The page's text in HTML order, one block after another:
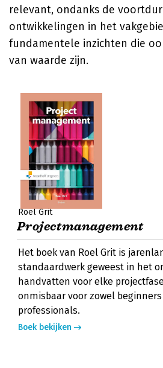
relevant, ondanks de
ontwikkelingen in het
fundamentele inzichten die
van waarde zijn.
Roel Grit
Projectmanagement
Het boek van Roel Grit is
standaardwerk geweest in het
handvatten voor elke
onmisbaar voor zowel
professionals.
Boek bekijken